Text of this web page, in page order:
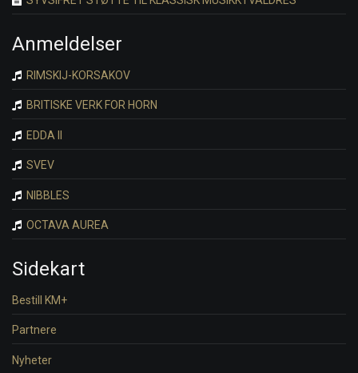
Anmeldelser
RIMSKIJ-KORSAKOV
BRITISKE VERK FOR HORN
EDDA II
SVEV
NIBBLES
OCTAVA AUREA
Sidekart
Bestill KM+
Partnere
Nyheter